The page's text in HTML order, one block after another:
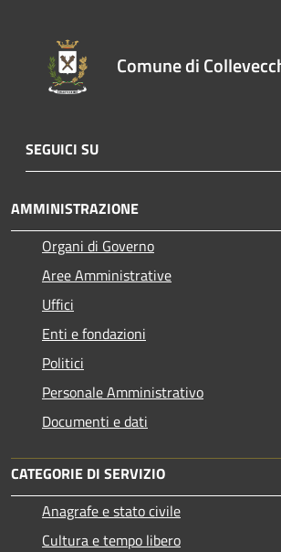
Comune di
SEGUICI SU
AMMINISTRAZIONE
Organi di Governo
Aree Amministrative
Uffici
Enti e fondazioni
Politici
Personale Amministrativo
Documenti e dati
CATEGORIE DI SERVIZIO
Anagrafe e stato civile
Cultura e tempo libero